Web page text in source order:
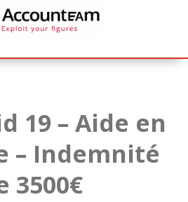
19 – Aide en
– Indemnité
3500€